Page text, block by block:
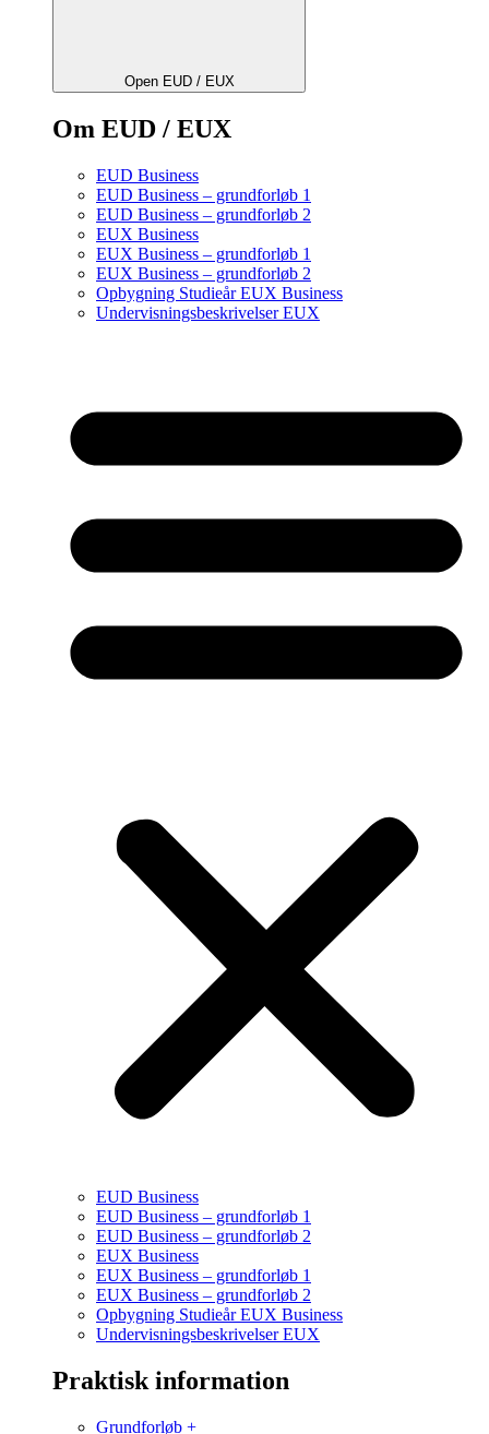
Open EUD / EUX
Om EUD / EUX
EUD Business
EUD Business – grundforløb 1
EUD Business – grundforløb 2
EUX Business
EUX Business – grundforløb 1
EUX Business – grundforløb 2
Opbygning Studieår EUX Business
Undervisningsbeskrivelser EUX
EUD Business
EUD Business – grundforløb 1
EUD Business – grundforløb 2
EUX Business
EUX Business – grundforløb 1
EUX Business – grundforløb 2
Opbygning Studieår EUX Business
Undervisningsbeskrivelser EUX
Praktisk information
Grundforløb +